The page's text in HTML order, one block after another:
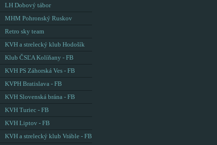
LH Dobový tábor
MHM Pohronský Ruskov
Retro sky team
KVH a strelecký klub Hodošík
Klub ČSĽA Kolíňany - FB
KVH PS Záhorská Ves - FB
KVPH Bratislava - FB
KVH Slovenská brána - FB
KVH Turiec - FB
KVH Liptov - FB
KVH a strelecký klub Vráble - FB